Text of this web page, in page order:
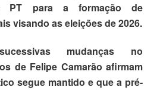
PT para a formação de
visando as eleições de 2026.
mudanças no
de Felipe Camarão afirmam
segue mantido e que a pré-